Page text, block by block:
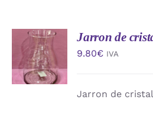
AÑADIR
AL
CARRITO
/
DETALLES
Jarron de
9.80€ IVA
Jarron de